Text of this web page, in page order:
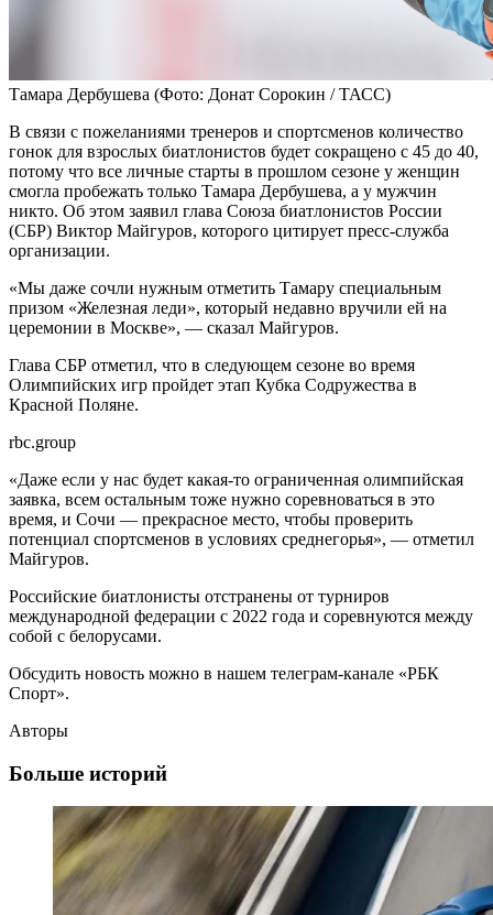
Тамара Дербушева (Фото: Донат Сорокин / ТАСС)
В связи с пожеланиями тренеров и спортсменов количество
гонок для взрослых биатлонистов будет сокращено с 45 до 40,
потому что все личные старты в прошлом сезоне у женщин
смогла пробежать только Тамара Дербушева, а у мужчин
никто. Об этом заявил глава Союза биатлонистов России
(СБР) Виктор Майгуров, которого цитирует пресс-служба
организации.
«Мы даже сочли нужным отметить Тамару специальным
призом «Железная леди», который недавно вручили ей на
церемонии в Москве», — сказал Майгуров.
Глава СБР отметил, что в следующем сезоне во время
Олимпийских игр пройдет этап Кубка Содружества в
Красной Поляне.
rbc.group
«Даже если у нас будет какая-то ограниченная олимпийская
заявка, всем остальным тоже нужно соревноваться в это
время, и Сочи — прекрасное место, чтобы проверить
потенциал спортсменов в условиях среднегорья», — отметил
Майгуров.
Российские биатлонисты отстранены от турниров
международной федерации с 2022 года и соревнуются между
собой с белорусами.
Обсудить новость можно в нашем телеграм-канале «РБК
Спорт».
Авторы
Больше историй